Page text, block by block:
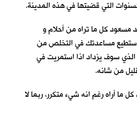
التي قضيتها في هذه المدينة.
كل ما تراه من أحلام و
مساعدتك في التخلص من
سوف يزداد اذا استمريت في
من شانه.
ما أراه رغم انه شيء متكرر، ربما لا